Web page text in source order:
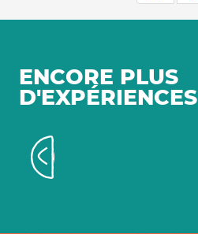
ENCORE PLUS
D'EXPÉRIENCES